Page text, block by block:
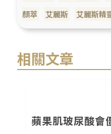
顏萃
艾麗斯 艾麗斯精
相關文章
蘋果肌玻尿酸會